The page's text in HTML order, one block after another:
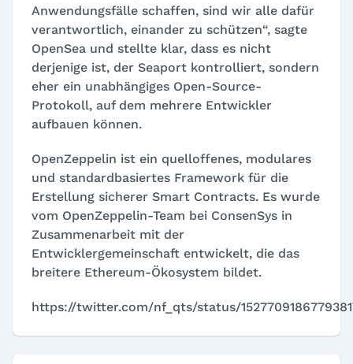
Anwendungsfälle schaffen, sind wir alle dafür
verantwortlich, einander zu schützen“, sagte
OpenSea und stellte klar, dass es nicht
derjenige ist, der Seaport kontrolliert, sondern
eher ein unabhängiges Open-Source-
Protokoll, auf dem mehrere Entwickler
aufbauen können.
OpenZeppelin ist ein quelloffenes, modulares
und standardbasiertes Framework für die
Erstellung sicherer Smart Contracts. Es wurde
vom OpenZeppelin-Team bei ConsenSys in
Zusammenarbeit mit der
Entwicklergemeinschaft entwickelt, die das
breitere Ethereum-Ökosystem bildet.
https://twitter.com/nf_qts/status/